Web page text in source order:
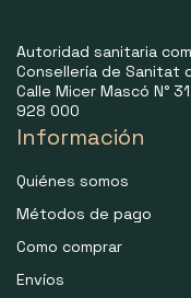
Autoridad sanitaria
Consellería de Sanitat
Calle Micer Mascó N°
928 000
Información
Quiénes somos
Métodos de pago
Como comprar
Envíos